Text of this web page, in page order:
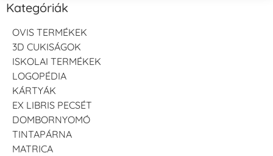
Kategóriák
OVIS TERMÉKEK
3D CUKISÁGOK
ISKOLAI TERMÉKEK
LOGOPÉDIA
KÁRTYÁK
EX LIBRIS PECSÉT
DOMBORNYOMÓ
TINTAPÁRNA
MATRICA